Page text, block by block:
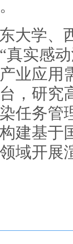
大学、
真实感
业应用
，研
任务管
建基于
域开展